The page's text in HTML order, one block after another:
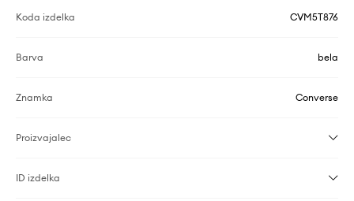
Koda izdelka CVM5T876
Barva bela
Znamka Converse
Proizvajalec
ID izdelka